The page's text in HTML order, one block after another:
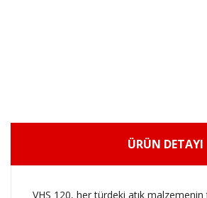
ÜRÜN DETAYI
VHS 120, her türdeki atık